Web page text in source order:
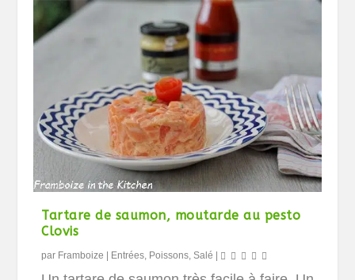
Tartare de saumon, moutarde au pesto
Clovis
par Framboize | Entrées Poissons ,Salé |